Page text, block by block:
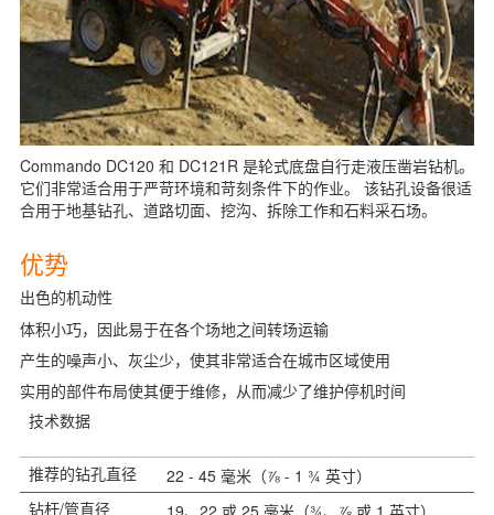
Commando DC120 和 DC121R 是轮式底盘自行走液压凿岩钻机。
它们非常适合用于严苛环境和苛刻条件下的作业。 该钻孔设备很适
合用于地基钻孔、道路切面、挖沟、拆除工作和石料采石场。
更
多
信
息
请
优势
出色的机动性
体积小巧，因此易于在各个场地之间转场运输
产生的噪声小、灰尘少，使其非常适合在城市区域使用
实用的部件布局使其便于维修，从而减少了维护停机时间
技术数据
推荐的钻孔直径
22 - 45 毫米（⅞ - 1 ¾ 英寸）
钻杆/管直径
19、22 或 25 毫米（¾、⅞ 或 1 英寸）